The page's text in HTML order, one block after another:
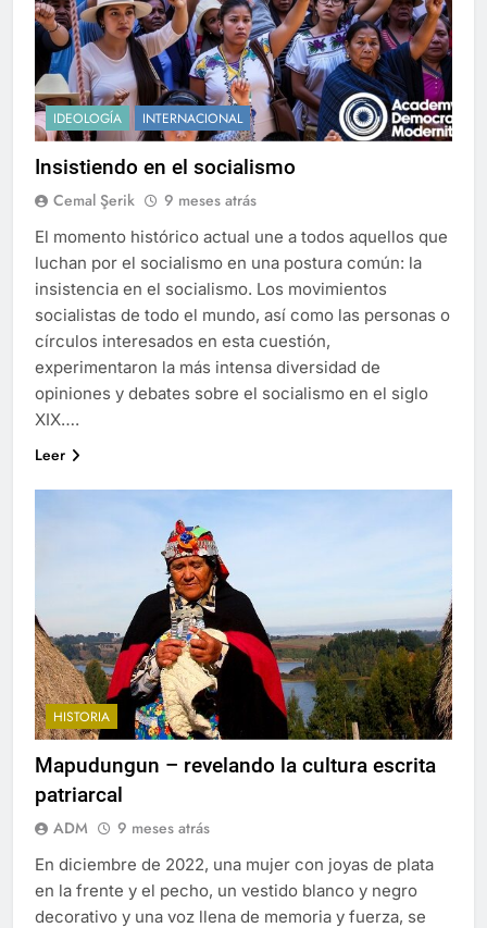
IDEOLOGÍA INTERNACIONAL
Insistiendo en el socialismo
Cemal Şerik 9 meses atrás
El momento histórico actual une a todos aquellos que
luchan por el socialismo en una postura común: la
insistencia en el socialismo. Los movimientos
socialistas de todo el mundo, así como las personas o
círculos interesados en esta cuestión,
experimentaron la más intensa diversidad de
opiniones y debates sobre el socialismo en el siglo
XIX….
Leer
HISTORIA
Mapudungun – revelando la cultura escrita
patriarcal
ADM 9 meses atrás
En diciembre de 2022, una mujer con joyas de plata
en la frente y el pecho, un vestido blanco y negro
decorativo y una voz llena de memoria y fuerza, se